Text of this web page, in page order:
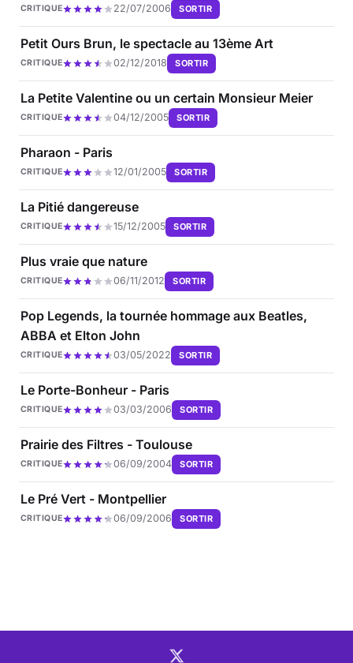
CRITIQUE 22/07/2006 SORTIR
Petit Ours Brun, le spectacle au 13ème Art
CRITIQUE 02/12/2018 SORTIR
La Petite Valentine ou un certain Monsieur Meier
CRITIQUE 04/12/2005 SORTIR
Pharaon - Paris
CRITIQUE 12/01/2005 SORTIR
La Pitié dangereuse
CRITIQUE 15/12/2005 SORTIR
Plus vraie que nature
CRITIQUE 06/11/2012 SORTIR
Pop Legends, la tournée hommage aux Beatles,
ABBA et Elton John
CRITIQUE 03/05/2022 SORTIR
Le Porte-Bonheur - Paris
CRITIQUE 03/03/2006 SORTIR
Prairie des Filtres - Toulouse
CRITIQUE 06/09/2004 SORTIR
Le Pré Vert - Montpellier
CRITIQUE 06/09/2006 SORTIR